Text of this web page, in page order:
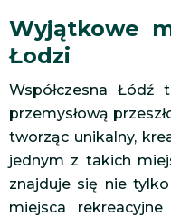
Wyjątkowe
Łodzi
Współczesna
przemysłową
tworząc unikalny,
jednym z takich
znajduje się nie
miejsca